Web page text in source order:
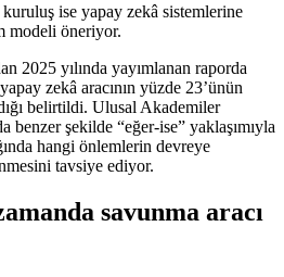
ise yapay zekâ sistemlerine
modeli öneriyor.
2025 yılında yayımlanan raporda
zekâ aracının yüzde 23’ünün
belirtildi. Ulusal Akademiler
benzer şekilde “eğer-ise” yaklaşımıyla
hangi önlemlerin devreye
tavsiye ediyor.
savunma aracı